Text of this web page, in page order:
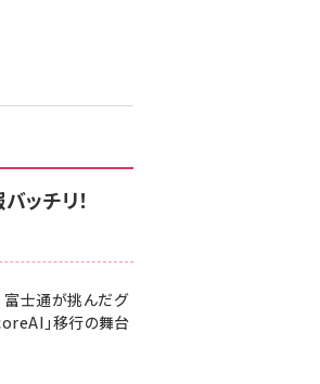
ッチリ！
士通が挑んだグ
」移行の舞台